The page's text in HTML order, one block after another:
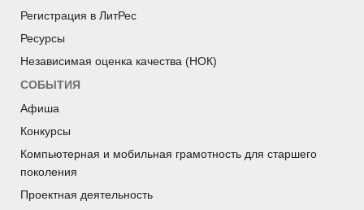
Регистрация в ЛитРес
Ресурсы
Независимая оценка качества (НОК)
СОБЫТИЯ
Афиша
Конкурсы
Компьютерная и мобильная грамотность для старшего
поколения
Проектная деятельность